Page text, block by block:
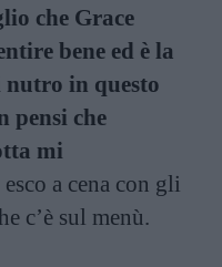
che Grace
bene ed è la
in questo
pensi che
mi
a cena con gli
c’è sul menù.